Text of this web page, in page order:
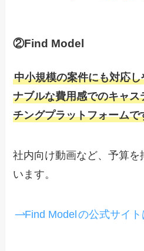
②Find Model
中小規模の案件にも対応
ナブルな費用感でのキャ
チングプラットフォームで
社内向け動画など、予算を
います。
Find Modelの公式サイト